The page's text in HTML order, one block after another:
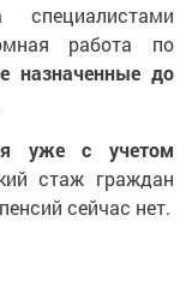
специалистами
работа по
назначенные до
уже с учетом
стаж граждан
сейчас нет.